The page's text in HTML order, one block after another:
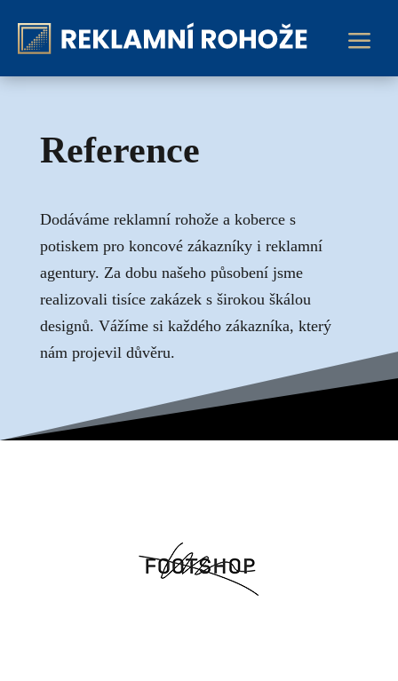
a
Reference
Dodáváme reklamní rohože a koberce s
potiskem pro koncové zákazníky i reklamní
agentury. Za dobu našeho působení jsme
realizovali tisíce zakázek s širokou škálou
designů. Vážíme si každého zákazníka, který
nám projevil důvěru.